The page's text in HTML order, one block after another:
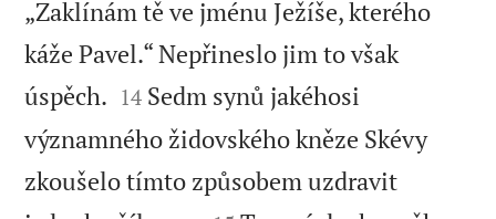
„Zaklínám tě ve jménu Ježíše, kterého
káže Pavel.“ Nepřineslo jim to však
úspěch. 

14 Sedm synů jakéhosi
významného židovského kněze Skévy
zkoušelo tímto způsobem uzdravit